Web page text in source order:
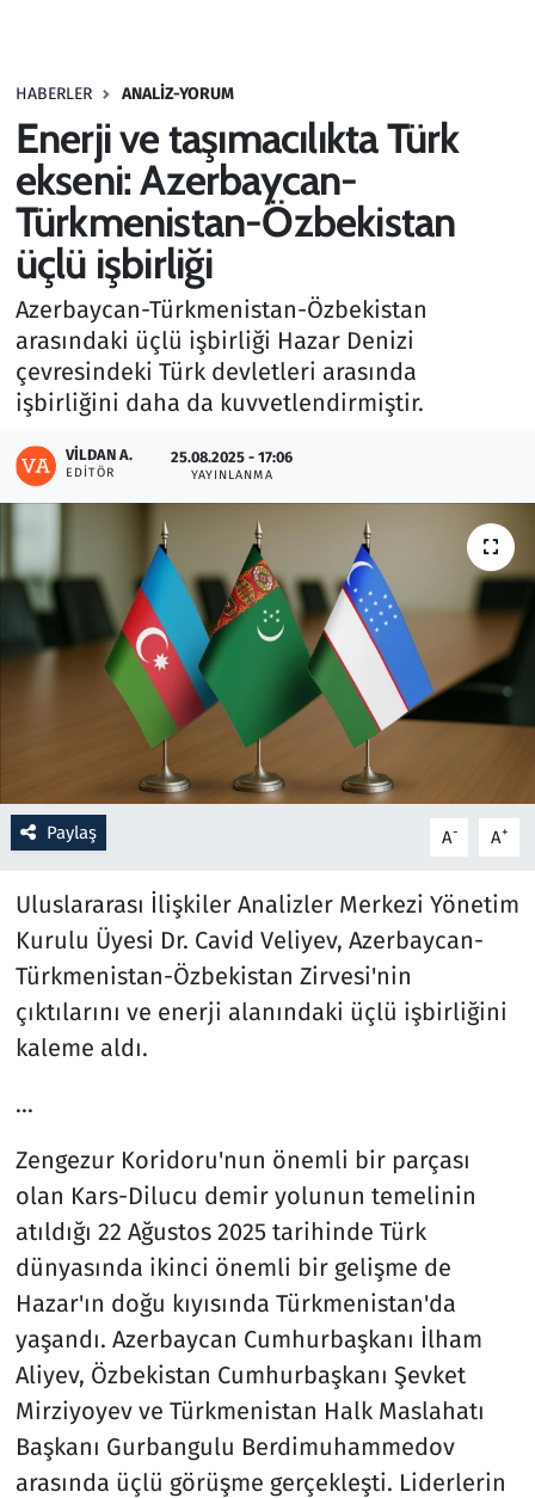
HABERLER ANALIZ-YORUM
Enerji ve taşımacılıkta Türk
ekseni: Azerbaycan-
Türkmenistan-Özbekistan
üçlü işbirliği
Azerbaycan-Türkmenistan-Özbekistan
arasındaki üçlü işbirliği Hazar Denizi
çevresindeki Türk devletleri arasında
işbirliğini daha da kuvvetlendirmiştir.
VILDAN A.
EDITÖR
25.08.2025 - 17:06
YAYINLANMA
Paylaş A- A+
Uluslararası İlişkiler Analizler Merkezi Yönetim
Kurulu Üyesi Dr. Cavid Veliyev, Azerbaycan-
Türkmenistan-Özbekistan Zirvesi'nin
çıktılarını ve enerji alanındaki üçlü işbirliğini
kaleme aldı.
...
Zengezur Koridoru'nun önemli bir parçası
olan Kars-Dilucu demir yolunun temelinin
atıldığı 22 Ağustos 2025 tarihinde Türk
dünyasında ikinci önemli bir gelişme de
Hazar'ın doğu kıyısında Türkmenistan'da
yaşandı. Azerbaycan Cumhurbaşkanı İlham
Aliyev, Özbekistan Cumhurbaşkanı Şevket
Mirziyoyev ve Türkmenistan Halk Maslahatı
Başkanı Gurbangulu Berdimuhammedov
arasında üçlü görüşme gerçekleşti. Liderlerin
Haber
Kültür Sanat
Kurumsal Haberler
Lezzet Durağı
Memur ve Kamu
Otomobil
Oyun
Resmi İlanlar
Rüya Tabirleri
Savunma Sanayi
Seçim 2023
Spor
Teknoloji ve Bilim
Televizyon